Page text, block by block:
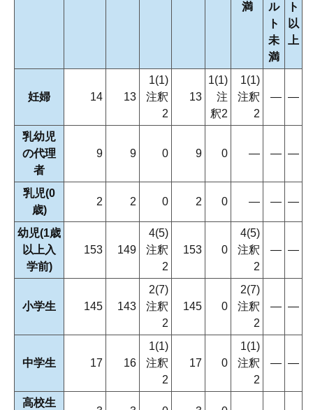
満
ル
ト
未
満
ト
以
上
妊婦 14 13
1(1)
注釈
2
13
1(1)
注
釈2
1(1)
注釈
2
― ―
乳幼児
の代理
者
9 9 0 9 0 ― ― ―
乳児(0
歳)
2 2 0 2 0 ― ― ―
幼児(1歳
以上入
学前)
153 149
4(5)
注釈
2
153 0
4(5)
注釈
2
― ―
小学生 145 143
2(7)
注釈
2
145 0
2(7)
注釈
2
― ―
中学生 17 16
1(1)
注釈
2
17 0
1(1)
注釈
2
― ―
高校生